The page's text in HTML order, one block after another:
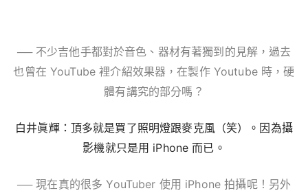
── 不少吉他手都對於音色、器材有著獨到的見解，過去
也曾在 YouTube 裡介紹效果器，在製作 Youtube 時，硬
體有講究的部分嗎？
白井眞輝：頂多就是買了照明燈跟麥克風（笑）。因為攝
影機就只是用 iPhone 而已。
── 現在真的很多 YouTuber 使用 iPhone 拍攝呢！另外